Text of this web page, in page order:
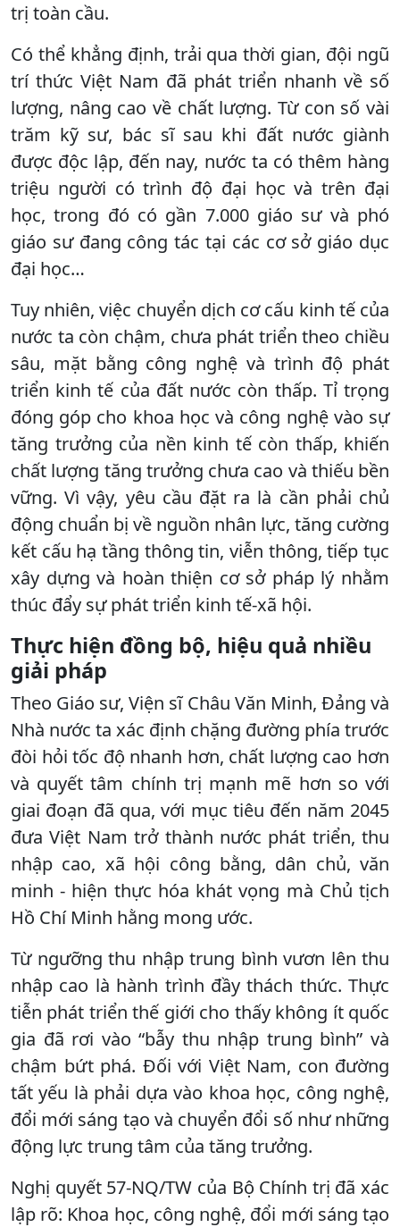
trị toàn cầu.
Có thể khẳng định, trải qua thời gian, đội ngũ
trí thức Việt Nam đã phát triển nhanh về số
lượng, nâng cao về chất lượng. Từ con số vài
trăm kỹ sư, bác sĩ sau khi đất nước giành
được độc lập, đến nay, nước ta có thêm hàng
triệu người có trình độ đại học và trên đại
học, trong đó có gần 7.000 giáo sư và phó
giáo sư đang công tác tại các cơ sở giáo dục
đại học…
Tuy nhiên, việc chuyển dịch cơ cấu kinh tế của
nước ta còn chậm, chưa phát triển theo chiều
sâu, mặt bằng công nghệ và trình độ phát
triển kinh tế của đất nước còn thấp. Tỉ trọng
đóng góp cho khoa học và công nghệ vào sự
tăng trưởng của nền kinh tế còn thấp, khiến
chất lượng tăng trưởng chưa cao và thiếu bền
vững. Vì vậy, yêu cầu đặt ra là cần phải chủ
động chuẩn bị về nguồn nhân lực, tăng cường
kết cấu hạ tầng thông tin, viễn thông, tiếp tục
xây dựng và hoàn thiện cơ sở pháp lý nhằm
thúc đẩy sự phát triển kinh tế-xã hội.
Thực hiện đồng bộ, hiệu quả nhiều
giải pháp
Theo Giáo sư, Viện sĩ Châu Văn Minh, Đảng và
Nhà nước ta xác định chặng đường phía trước
đòi hỏi tốc độ nhanh hơn, chất lượng cao hơn
và quyết tâm chính trị mạnh mẽ hơn so với
giai đoạn đã qua, với mục tiêu đến năm 2045
đưa Việt Nam trở thành nước phát triển, thu
nhập cao, xã hội công bằng, dân chủ, văn
minh - hiện thực hóa khát vọng mà Chủ tịch
Hồ Chí Minh hằng mong ước.
Từ ngưỡng thu nhập trung bình vươn lên thu
nhập cao là hành trình đầy thách thức. Thực
tiễn phát triển thế giới cho thấy không ít quốc
gia đã rơi vào “bẫy thu nhập trung bình” và
chậm bứt phá. Đối với Việt Nam, con đường
tất yếu là phải dựa vào khoa học, công nghệ,
đổi mới sáng tạo và chuyển đổi số như những
động lực trung tâm của tăng trưởng.
Nghị quyết 57-NQ/TW của Bộ Chính trị đã xác
lập rõ: Khoa học, công nghệ, đổi mới sáng tạo